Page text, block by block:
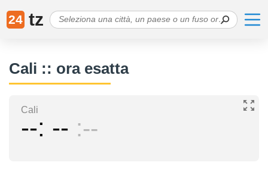
24 tz
Cali :: ora esatta
Cali
-- -- --